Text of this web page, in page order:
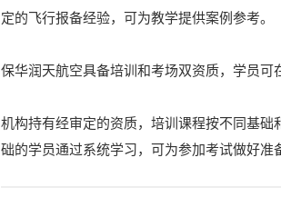
定的飞行报备经验，可为教学提供案例参考。
保华润天航空具备培训和考场双资质，学员
机构持有经审定的资质，培训课程按不同基
础的学员通过系统学习，可为参加考试做好